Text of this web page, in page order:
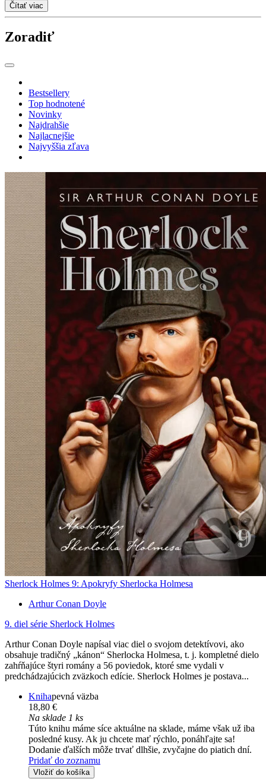
Čítať viac
Zoradiť
Bestsellery
Top hodnotené
Novinky
Najdrahšie
Najlacnejšie
Najvyššia zľava
Sherlock Holmes 9: Apokryfy Sherlocka Holmesa
Arthur Conan Doyle
9. diel série Sherlock Holmes
Arthur Conan Doyle napísal viac diel o svojom detektívovi, ako
obsahuje tradičný „kánon“ Sherlocka Holmesa, t. j. kompletné dielo
zahŕňajúce štyri romány a 56 poviedok, ktoré sme vydali v
predchádzajúcich zväzkoch edície. Sherlock Holmes je postava...
Knihapevná väzba
18,80 €
Na sklade 1 ks
Túto knihu máme síce aktuálne na sklade, máme však už iba
posledné kusy. Ak ju chcete mať rýchlo, ponáhľajte sa!
Dodanie ďalších môže trvať dlhšie, zvyčajne do piatich dní.
Pridať do zoznamu
Vložiť do košíka